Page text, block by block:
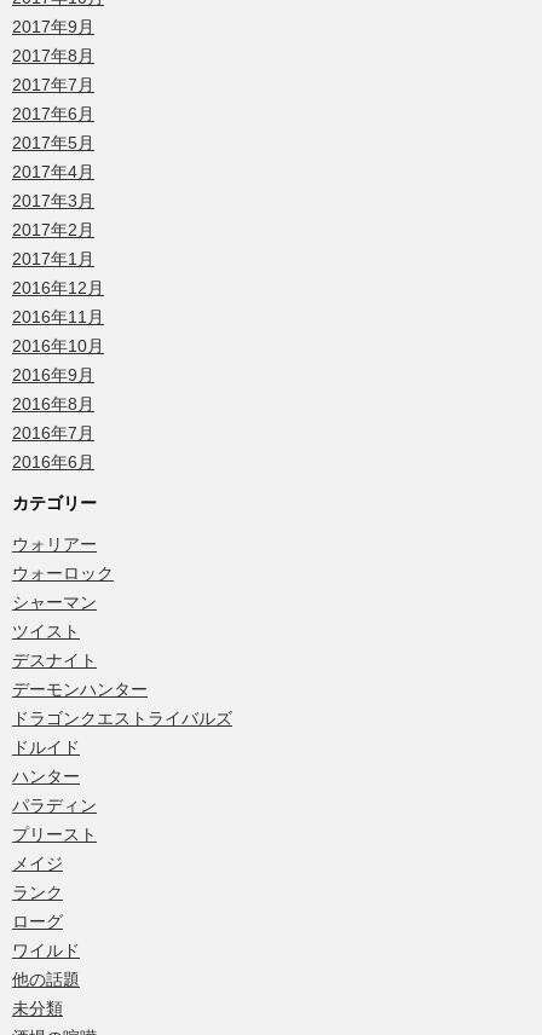
2017年9月
2017年8月
2017年7月
2017年6月
2017年5月
2017年4月
2017年3月
2017年2月
2017年1月
2016年12月
2016年11月
2016年10月
2016年9月
2016年8月
2016年7月
2016年6月
カテゴリー
ウォリアー
ウォーロック
シャーマン
ツイスト
デスナイト
デーモンハンター
ドラゴンクエストライバルズ
ドルイド
ハンター
パラディン
プリースト
メイジ
ランク
ローグ
ワイルド
他の話題
未分類